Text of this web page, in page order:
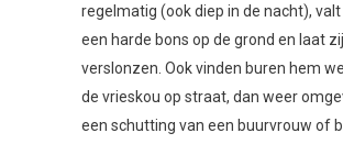
regelmatig (ook diep in de nacht),
een harde bons op de grond en laat
verslonzen. Ook vinden buren hem
de vrieskou op straat, dan weer
een schutting van een buurvrouw of